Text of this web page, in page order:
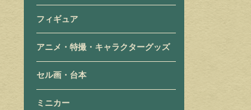
フィギュア
アニメ・特撮・キャラクターグッズ
セル画・台本
ミニカー